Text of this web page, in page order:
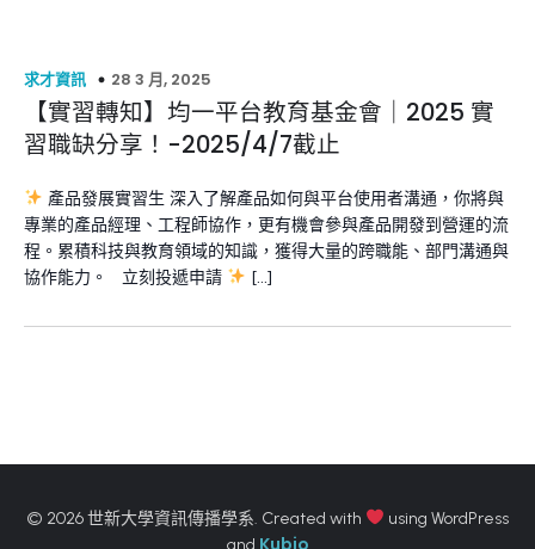
求才資訊 28 3 月, 2025
【實習轉知】均一平台教育基金會｜2025 實
習職缺分享！-2025/4/7截止
產品發展實習生 深入了解產品如何與平台使用者溝通，你將與
專業的產品經理、工程師協作，更有機會參與產品開發到營運的流
程。累積科技與教育領域的知識，獲得大量的跨職能、部門溝通與
協作能力。 立刻投遞申請
[…]
© 2026 世新大學資訊傳播學系. Created with
using WordPress
and Kubio